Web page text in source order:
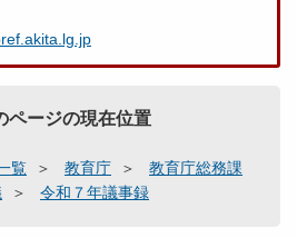
ページの現在位置
覧 教育庁
教育庁総務課
令和７年議事録